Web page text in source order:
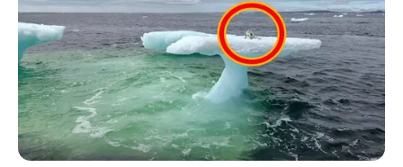
Ser admitido(a) y estar matriculado(a) en la IES
seleccionada.
Para más información, visite el siguiente enlace:
https://www.mineducacion.gov.co/portal/Educacion-
superior/Politica-de-Gratuidad-Puedo-
Estudiar/419552:Instituciones-de-Educacion-Superior-
Publicas-Politica-de-Gratuidad-Puedo-Estudiar